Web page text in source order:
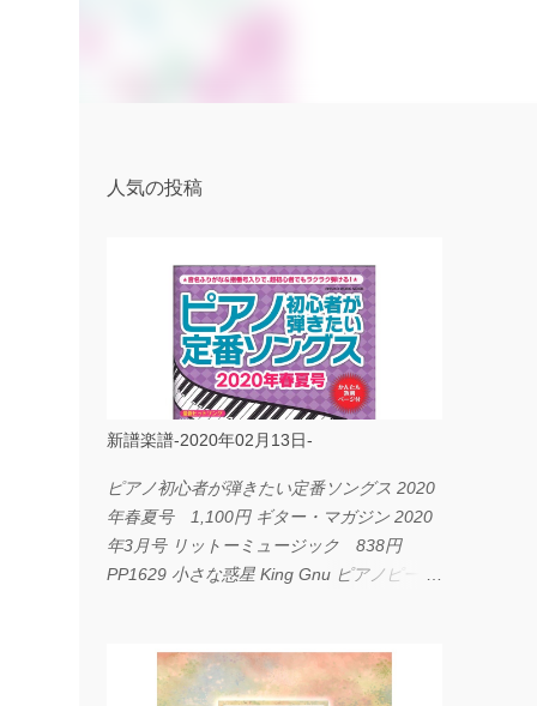
人気の投稿
新譜楽譜-2020年02月13日-
ピアノ初心者が弾きたい定番ソングス 2020
年春夏号 1,100円 ギター・マガジン 2020
年3月号 リットーミュージック 838円
PP1629 小さな惑星 King Gnu ピアノピース
LOVE... Official髭男dism バンドピース フェ
アリー 825円